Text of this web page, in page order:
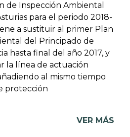
de Inspección Ambiental
para el periodo 2018-
a sustituir al primer Plan
del Principado de
hasta final del año 2017, y
la línea de actuación
al mismo tiempo
protección
VER MÁS